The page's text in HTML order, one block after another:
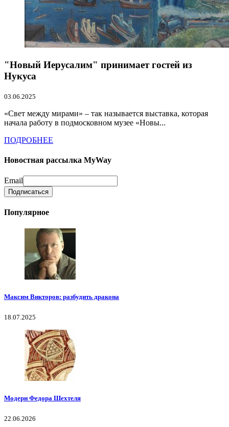
"Новый Иерусалим" принимает гостей из
Нукуса
03.06.2025
«Свет между мирами» – так называется выставка, которая
начала работу в подмосковном музее «Новы...
ПОДРОБНЕЕ
Новостная рассылка MyWay
Email
Популярное
Максим Викторов: разбудить дракона
18.07.2025
Модерн Федора Шехтеля
22.06.2026